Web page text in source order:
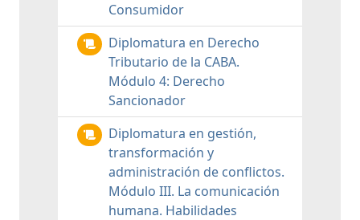
Consumidor
Diplomatura en Derecho
Tributario de la CABA.
Módulo 4: Derecho
Sancionador
Diplomatura en gestión,
transformación y
administración de conflictos.
Módulo III. La comunicación
humana. Habilidades